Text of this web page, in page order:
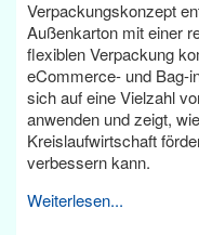
Verpackungskonzept
Außenkarton mit einer
flexiblen Verpackung
eCommerce- und Bag-
sich auf eine Vielzahl
anwenden und zeigt,
Kreislaufwirtschaft
verbessern kann.
Weiterlesen...